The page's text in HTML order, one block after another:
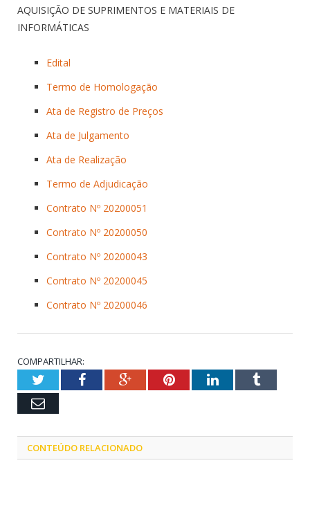
AQUISIÇÃO DE SUPRIMENTOS E MATERIAIS DE
INFORMÁTICAS
Edital
Termo de Homologação
Ata de Registro de Preços
Ata de Julgamento
Ata de Realização
Termo de Adjudicação
Contrato Nº 20200051
Contrato Nº 20200050
Contrato Nº 20200043
Contrato Nº 20200045
Contrato Nº 20200046
COMPARTILHAR:
TwitterFacebookGoogle+PinterestLinkedInTumblr
Email
CONTEÚDO RELACIONADO